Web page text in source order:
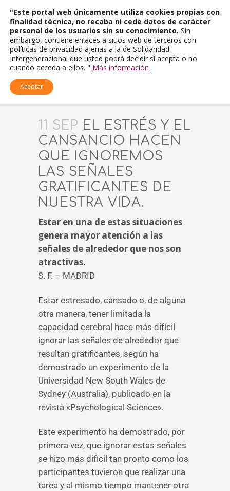
11 SEP EL ESTRÉS Y EL
CANSANCIO HACEN
QUE IGNOREMOS
LAS SEÑALES
GRATIFICANTES DE
NUESTRA VIDA.
Estar en una de estas situaciones
genera mayor atención a las
señales de alrededor que nos son
atractivas.
S. F. – MADRID
Estar estresado, cansado o, de alguna
otra manera, tener limitada la
capacidad cerebral hace más difícil
ignorar las señales de alrededor que
resultan gratificantes, según ha
demostrado un experimento de la
Universidad New South Wales de
Sydney (Australia), publicado en la
revista «Psychological Science».
Este experimento ha demostrado, por
primera vez, que ignorar estas señales
se hizo más difícil tan pronto como los
participantes tuvieron que realizar una
tarea y al mismo tiempo mantener otra
"Este portal web únicamente utiliza cookies propias con
finalidad técnica, no recaba ni cede datos de carácter
personal de los usuarios sin su conocimiento. Sin
embargo, contiene enlaces a sitios web de terceros con
políticas de privacidad ajenas a la de Solidaridad
Intergeneracional que usted podrá decidir si acepta o no
cuando acceda a ellos. " Más información
Aceptar